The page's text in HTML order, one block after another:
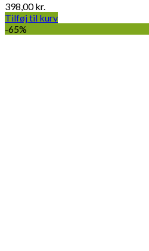
398,00kr.
Tilføj til kurv
-65%